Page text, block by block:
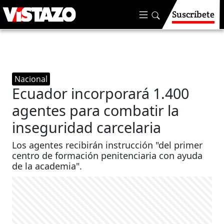
Suscríbete
Nacional
Ecuador incorporará 1.400
agentes para combatir la
inseguridad carcelaria
Los agentes recibirán instrucción "del primer
centro de formación penitenciaria con ayuda
de la academia".